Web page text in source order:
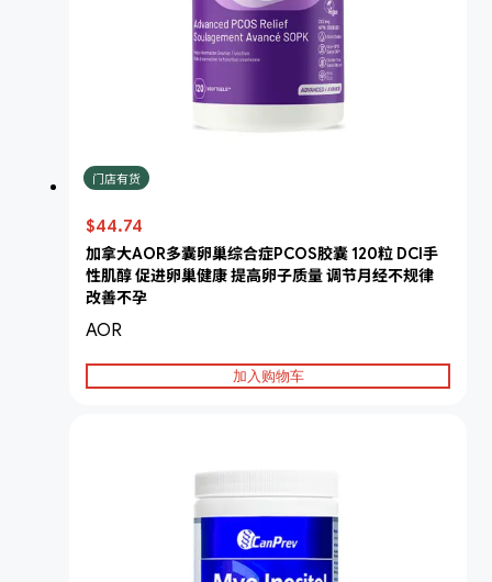
门店有货
$44.74
加拿大AOR多囊卵巢综合症PCOS胶囊 120粒 DCI手
性肌醇 促进卵巢健康 提高卵子质量 调节月经不规律
改善不孕
AOR
加入购物车